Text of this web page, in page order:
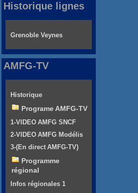
Historique lignes
Grenoble Veynes
AMFG-TV
Historique
Programe AMFG-TV
1-VIDEO AMFG SNCF
2-VIDEO AMFG Modélis
3-(En direct AMFG-TV)
Programme
régional
Infos régionales 1